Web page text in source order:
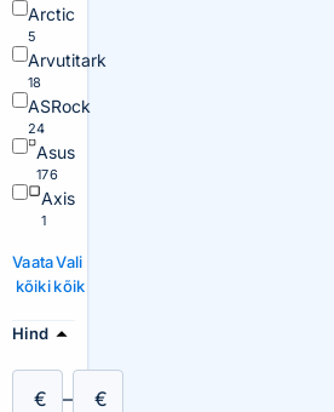
Arctic
5
Arvutitark
18
ASRock
24
Asus
176
Axis
1
Vaata
kõiki
Vali
kõik
Hind
€ – €